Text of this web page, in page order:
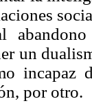
un
incapaz
por otro.